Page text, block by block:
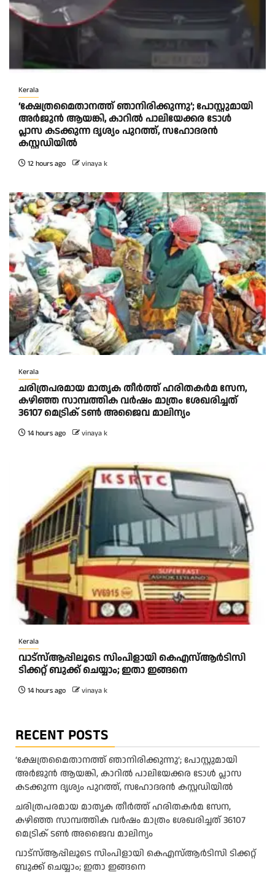
Kerala
‘ക്ഷേത്രമൈതാനത്ത് ഞാനിരിക്കുന്നു’; പോസ്റ്റുമായി
അർജുൻ ആയങ്കി, കാറിൽ പാലിയേക്കര ടോൾ
പ്ലാസ കടക്കുന്ന ദൃശ്യം പുറത്ത്, സഹോദരൻ
കസ്റ്റഡിയിൽ
12 hours ago vinaya k
Kerala
ചരിത്രപരമായ മാതൃക തീര്‍ത്ത് ഹരിതകര്‍മ സേന,
കഴിഞ്ഞ സാമ്പത്തിക വര്‍ഷം മാത്രം ശേഖരിച്ചത്
36107 മെട്രിക് ടണ്‍ അജൈവ മാലിന്യം
14 hours ago vinaya k
Kerala
വാട്‌സ്ആപ്പിലൂടെ സിംപിളായി കെഎസ്ആര്‍ടിസി
ടിക്കറ്റ് ബുക്ക് ചെയ്യാം; ഇതാ ഇങ്ങനെ
14 hours ago vinaya k
RECENT POSTS
‘ക്ഷേത്രമൈതാനത്ത് ഞാനിരിക്കുന്നു’; പോസ്റ്റുമായി
അർജുൻ ആയങ്കി, കാറിൽ പാലിയേക്കര ടോൾ പ്ലാസ
കടക്കുന്ന ദൃശ്യം പുറത്ത്, സഹോദരൻ കസ്റ്റഡിയിൽ
ചരിത്രപരമായ മാതൃക തീര്‍ത്ത് ഹരിതകര്‍മ സേന,
കഴിഞ്ഞ സാമ്പത്തിക വര്‍ഷം മാത്രം ശേഖരിച്ചത് 36107
മെട്രിക് ടണ്‍ അജൈവ മാലിന്യം
വാട്‌സ്ആപ്പിലൂടെ സിംപിളായി കെഎസ്ആര്‍ടിസി ടിക്കറ്റ്
ബുക്ക് ചെയ്യാം; ഇതാ ഇങ്ങനെ